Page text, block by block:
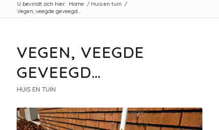
U bevindt zich hier: Home / Huis en tuin /
Vegen, veegde geveegd…
VEGEN, VEEGDE
GEVEEGD…
HUIS EN TUIN